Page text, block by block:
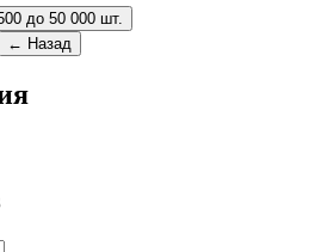
до 50 000 шт.
← Назад